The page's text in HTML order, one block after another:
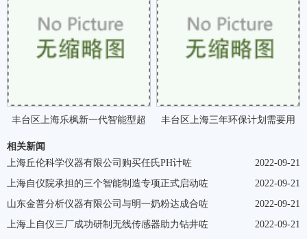
丰台区上海乐枫新一代智能型超
纯水仪PURIST咗
丰台区上海三年环保计划需要用
相关新闻
2022-09-21
上海丘伦科学仪器有限公司购买任氏PH计咗
2022-09-21
上海自仪院承担的三个智能制造专项正式启动咗
2022-09-21
山东金普分析仪器有限公司与明一奶粉达成合咗
2022-09-21
上海上自仪三厂成功研制无线传感器助力钻井咗